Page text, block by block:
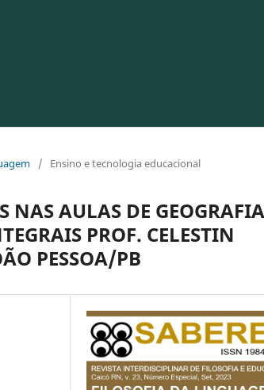
/ Ensino e tecnologia educacional
NAS AULAS DE GEOGRAFIA
PROF. CELESTIN
PESSOA/PB